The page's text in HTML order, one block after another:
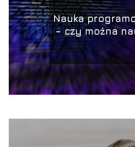
Nauka
– czy można
się